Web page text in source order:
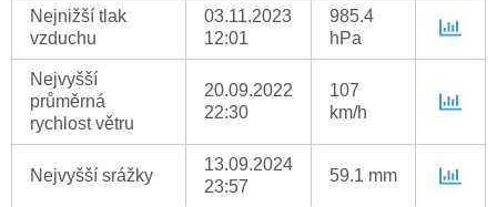
Nejnižší tlak
vzduchu
03.11.2023
12:01
985.4
hPa
Nejvyšší
průměrná
rychlost větru
20.09.2022
22:30
107
km/h
Nejvyšší srážky
13.09.2024
23:57
59.1 mm